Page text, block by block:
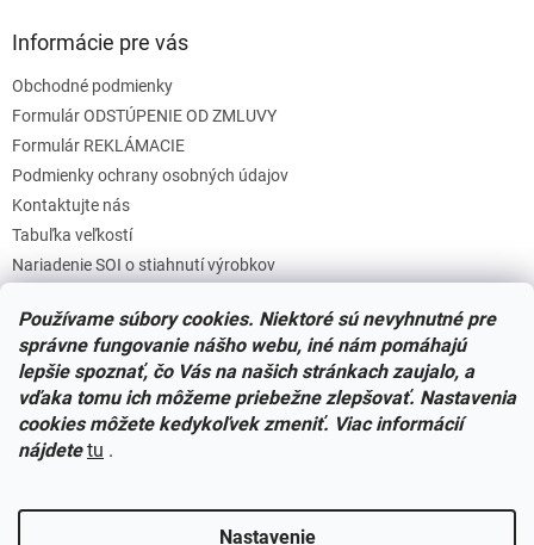
Používame súbory cookies. Niektoré sú nevyhnutné pre
správne fungovanie nášho webu, iné nám pomáhajú
lepšie spoznať, čo Vás na našich stránkach zaujalo, a
vďaka tomu ich môžeme priebežne zlepšovať. Nastavenia
cookies môžete kedykoľvek zmeniť. Viac informácií
nájdete tu .
Nastavenie
Informácie pre vás
Obchodné podmienky
Formulár ODSTÚPENIE OD ZMLUVY
Formulár REKLÁMACIE
Podmienky ochrany osobných údajov
Kontaktujte nás
Tabuľka veľkostí
Nariadenie SOI o stiahnutí výrobkov
Zásady súborov COOKIES
Facebook